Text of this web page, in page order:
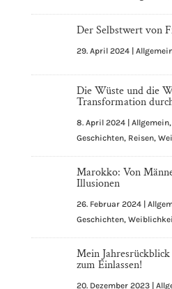
Der Selbstwert von
29. April 2024|
Die Wüste und die
Transformation
8. April 2024| Allgemein,
Geschichten, Reisen,
Marokko: Von
Illusionen
26. Februar 2024|
Geschichten,
Mein
zum Einlassen!
20. Dezember 2023|